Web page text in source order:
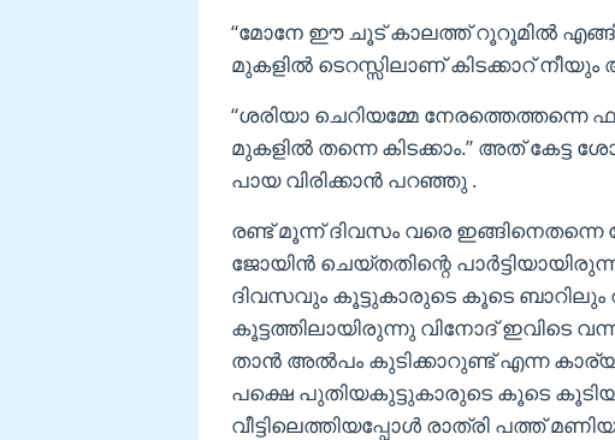
“മോനേ ഈ ചൂട് കാലത്ത് റൂറൂമിൽ
മുകളിൽ ടെറസ്സിലാണ് കിടക്കാറ് നീയും
“ശരിയാ ചെറിയമ്മേ നേരത്തെത്തന്നെ
മുകളിൽ തന്നെ കിടക്കാം.” അത് കേട്ട
പായ വിരിക്കാൻ പറഞ്ഞു .
രണ്ട് മൂന്ന് ദിവസം വരെ ഇങ്ങിനെതന്നെ
ജോയിൻ ചെയ്തതിന്റെ
ദിവസവും കൂട്ടുകാരുടെ കൂടെ ബാറിലും
കൂട്ടത്തിലായിരുന്നു വിനോദ് ഇവിടെ
താൻ അൽപം കുടിക്കാറുണ്ട് എന്ന
പക്ഷെ പുതിയകുട്ടുകാരുടെ കൂടെ
വീട്ടിലെത്തിയപ്പോൾ രാത്രി പത്ത്